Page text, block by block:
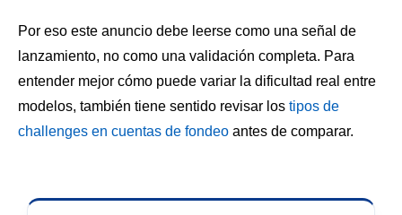
Por eso este anuncio debe leerse como una señal de
lanzamiento, no como una validación completa. Para
entender mejor cómo puede variar la dificultad real entre
modelos, también tiene sentido revisar los tipos de
challenges en cuentas de fondeo antes de comparar.